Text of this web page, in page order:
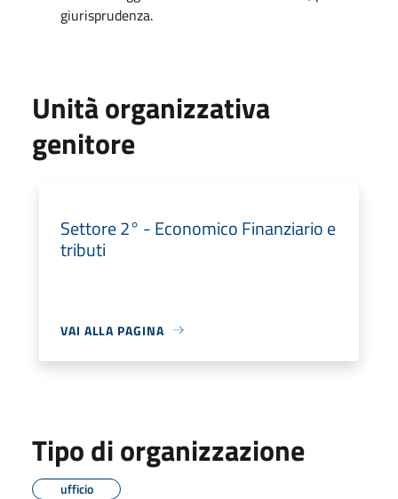
giurisprudenza.
Unità organizzativa
genitore
Settore 2° - Economico Finanziario e
tributi
VAI ALLA PAGINA
Tipo di organizzazione
ufficio